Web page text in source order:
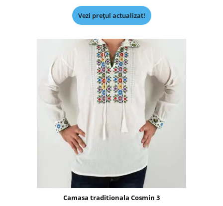
Vezi prețul actualizat!
Camasa traditionala Cosmin 3